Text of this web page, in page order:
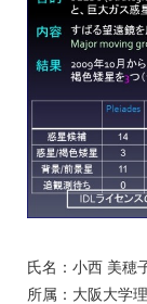
氏名：小西 美穂
所属：大阪大学